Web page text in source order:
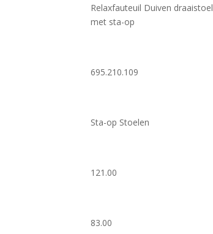
Relaxfauteuil Duiven draaistoel
met sta-op
695.210.109
Sta-op Stoelen
121.00
83.00